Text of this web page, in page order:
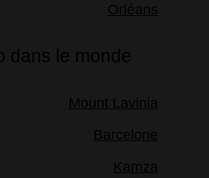
Orléans
dans le monde
Mount Lavinia
Barcelone
Kamza